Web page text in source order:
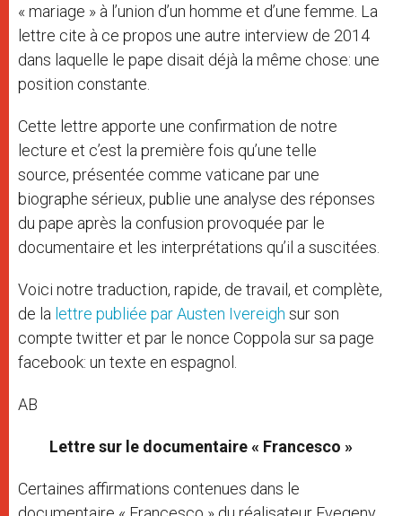
« mariage » à l’union d’un homme et d’une femme. La
lettre cite à ce propos une autre interview de 2014
dans laquelle le pape disait déjà la même chose: une
position constante.
Cette lettre apporte une confirmation de notre
lecture et c’est la première fois qu’une telle
source, présentée comme vaticane par une
biographe sérieux, publie une analyse des réponses
du pape après la confusion provoquée par le
documentaire et les interprétations qu’il a suscitées.
Voici notre traduction, rapide, de travail, et complète,
de la lettre publiée par Austen Ivereigh sur son
compte twitter et par le nonce Coppola sur sa page
facebook: un texte en espagnol.
AB
Lettre sur le documentaire « Francesco »
Certaines affirmations contenues dans le